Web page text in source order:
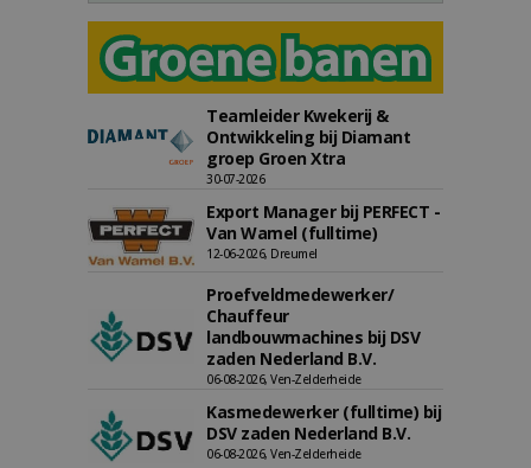
Teamleider Kwekerij &
Ontwikkeling bij Diamant
groep Groen Xtra
30-07-2026
Export Manager bij PERFECT -
Van Wamel (fulltime)
12-06-2026, Dreumel
Proefveldmedewerker/
Chauffeur
landbouwmachines bij DSV
zaden Nederland B.V.
06-08-2026, Ven-Zelderheide
Kasmedewerker (fulltime) bij
DSV zaden Nederland B.V.
06-08-2026, Ven-Zelderheide